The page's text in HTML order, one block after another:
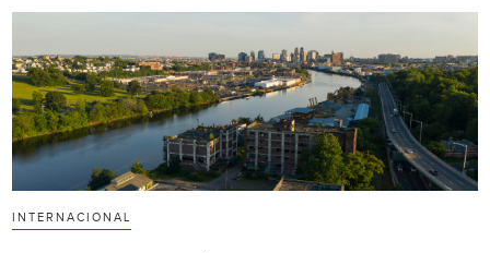
INTERNACIONAL